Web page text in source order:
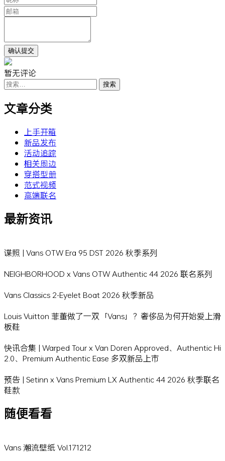
暂无评论
搜
索：
文章分类
上手开箱
新品发布
活动追踪
相关周边
穿搭型册
范式视频
高端联名
最新资讯
谍照 | Vans OTW Era 95 DST 2026 秋季系列
NEIGHBORHOOD x Vans OTW Authentic 44 2026 联名系列
Vans Classics 2-Eyelet Boat 2026 秋季新品
Louis Vuitton 菲董做了一双「Vans」？奢侈品为何开始爱上滑
板鞋
快讯合集 | Warped Tour x Van Doren Approved、Authentic Hi
2.0、Premium Authentic Ease 多双新品上市
预告 | Setinn x Vans Premium LX Authentic 44 2026 秋季联名
鞋款
随便看看
Vans 潮流壁纸 Vol.171212